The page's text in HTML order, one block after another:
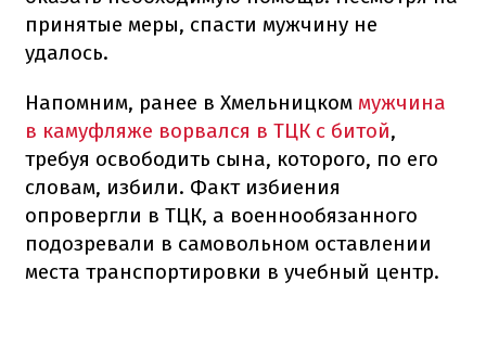
принятые меры, спасти мужчину не
удалось.
Напомним, ранее в Хмельницком мужчина
в камуфляже ворвался в ТЦК с битой,
требуя освободить сына, которого, по его
словам, избили. Факт избиения
опровергли в ТЦК, а военнообязанного
подозревали в самовольном оставлении
места транспортировки в учебный центр.